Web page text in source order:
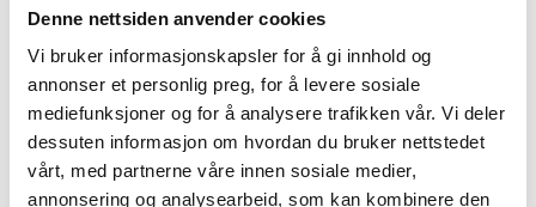
Denne nettsiden anvender cookies
Vi bruker informasjonskapsler for å gi innhold og
annonser et personlig preg, for å levere sosiale
mediefunksjoner og for å analysere trafikken vår. Vi deler
dessuten informasjon om hvordan du bruker nettstedet
vårt, med partnerne våre innen sosiale medier,
annonsering og analysearbeid, som kan kombinere den
Vår bønn er at vi, både enkeltpersoner og
menigheter;
tema 1:-skal se vårt ansvar for å oppmuntre, hjelpe
og støtte gravide til ikke å velge abort, men å bære